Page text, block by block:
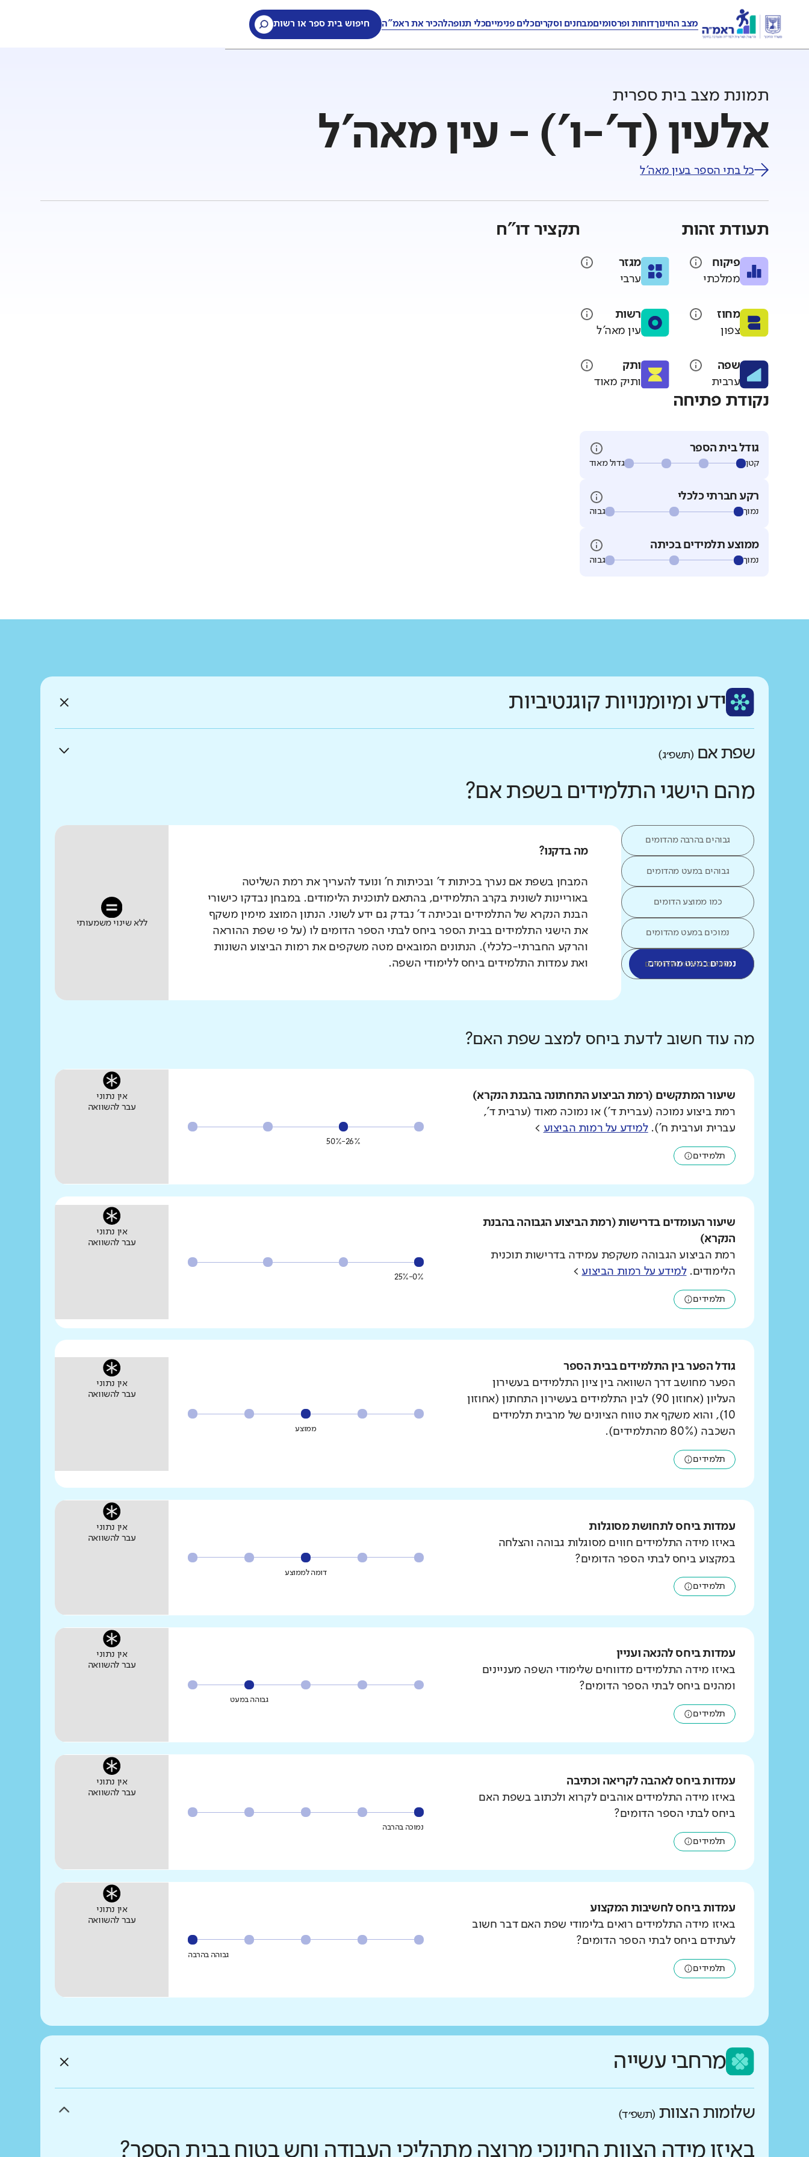
מצב החינוךדוחות ופרסומיםמבחנים וסקריםכלים פנימייםכלי תנופהלהכיר את ראמ"ה חיפוש בית ספר או רשות
תמונת מצב בית ספרית
אלעין (ד'-ו') - עין מאה'ל
כל בתי הספר בעין מאה'ל
תעודת זהות
פיקוח
ממלכתי
מגזר
ערבי
מחוז
צפון
רשות
עין מאה'ל
שפה
ערבית
ותק
ותיק מאוד
נקודת פתיחה
גודל בית הספר
גדול מאוד קטן
רקע חברתי כלכלי
גבוה נמוך
ממוצע תלמידים בכיתה
גבוה נמוך
תקציר דו"ח
ידע ומיומנויות קוגנטיביות
שפת אם (תשפ״ג)
מהם הישגי התלמידים בשפת אם?
גבוהים בהרבה מהדומים
גבוהים במעט מהדומים
כמו ממוצע הדומים
נמוכים במעט מהדומים
נמוכים במעט מהדומים
נמוכים בהרבה מהדומים
מה בדקנו?
המבחן בשפת אם נערך בכיתות ד' ובכיתות ח' ונועד להעריך את רמת השליטה
באוריינות לשונית בקרב התלמידים, בהתאם לתוכנית הלימודים. במבחן נבדקו כישורי
הבנת הנקרא של התלמידים ובכיתה ד' נבדק גם ידע לשוני. הנתון המוצג מימין משקף
את הישגי התלמידים בבית הספר ביחס לבתי הספר הדומים לו (על פי שפת ההוראה
והרקע החברתי-כלכלי). הנתונים המובאים מטה משקפים את רמות הביצוע השונות
ואת עמדות התלמידים ביחס ללימודי השפה.
ללא שינוי משמעותי
מה עוד חשוב לדעת ביחס למצב שפת האם?
שיעור המתקשים (רמת הביצוע התחתונה בהבנת הנקרא)
רמת ביצוע נמוכה (עברית ד') או נמוכה מאוד (ערבית ד',
עברית וערבית ח').למידע על רמות הביצוע >
תלמידים
26%-50%
אין נתוני
עבר להשוואה
שיעור העומדים בדרישות (רמת הביצוע הגבוהה בהבנת
הנקרא)
רמת הביצוע הגבוהה משקפת עמידה בדרישות תוכנית
הלימודים.למידע על רמות הביצוע >
תלמידים
0%-25%
אין נתוני
עבר להשוואה
גודל הפער בין התלמידים בבית הספר
הפער מחושב דרך השוואה בין ציון התלמידים בעשירון
העליון (אחוזון 90) לבין התלמידים בעשירון התחתון (אחוזון
10), והוא משקף את טווח הציונים של מרבית תלמידים
השכבה (80% מהתלמידים).
תלמידים
ממוצע
אין נתוני
עבר להשוואה
עמדות ביחס לתחושת מסוגלות
באיזו מידה התלמידים חווים מסוגלות גבוהה והצלחה
במקצוע ביחס לבתי הספר הדומים?
תלמידים
דומה לממוצע
אין נתוני
עבר להשוואה
עמדות ביחס להנאה ועניין
באיזו מידה התלמידים מדווחים שלימודי השפה מעניינים
ומהנים ביחס לבתי הספר הדומים?
תלמידים
גבוהה במעט
אין נתוני
עבר להשוואה
עמדות ביחס לאהבה לקריאה וכתיבה
באיזו מידה התלמידים אוהבים לקרוא ולכתוב בשפת האם
ביחס לבתי הספר הדומים?
תלמידים
נמוכה בהרבה
אין נתוני
עבר להשוואה
עמדות ביחס לחשיבות המקצוע
באיזו מידה התלמידים רואים בלימודי שפת האם דבר חשוב
לעתידם ביחס לבתי הספר הדומים?
תלמידים
גבוהה בהרבה
אין נתוני
עבר להשוואה
מרחבי עשייה
שלומות הצוות (תשפ״ד)
באיזו מידה הצוות החינוכי מרוצה מתהליכי העבודה וחש בטוח בבית הספר?